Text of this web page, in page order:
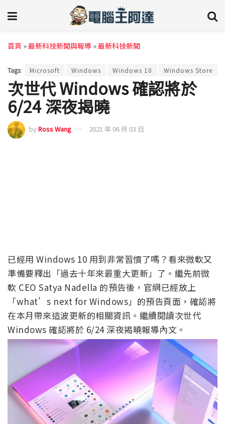
首頁 »最新科技新聞與報導 »最新科技新聞
Tags: Microsoft Windows Windows 10 Windows Store
次世代 Windows 確認將於
6/24 深夜揭曉
byRoss Wang 2021 年 06 月 03 日
已經用 Windows 10 用到非常習慣了嗎？看來微軟又
準備要釋出「過去十年來最重大更新」了。繼先前微
軟 CEO Satya Nadella 的預告後，官網已經放上
「what’s next for Windows」的預告頁面，確認將
在本月帶來這波更新的相關資訊。繼續閱讀次世代
Windows 確認將於 6/24 深夜揭曉報導內文。